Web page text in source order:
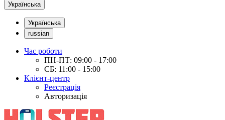
Українська
Українська
russian
Час роботи
ПН-ПТ: 09:00 - 17:00
СБ: 11:00 - 15:00
Клієнт-центр
Реєстрація
Авторизація